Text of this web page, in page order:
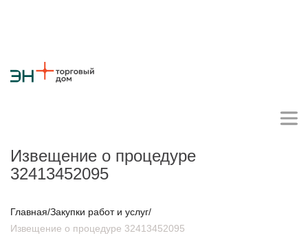
Личный кабинет поставщика
Извещение о процедуре
32413452095
Главная/Закупки работ и услуг/
Извещение о процедуре 32413452095